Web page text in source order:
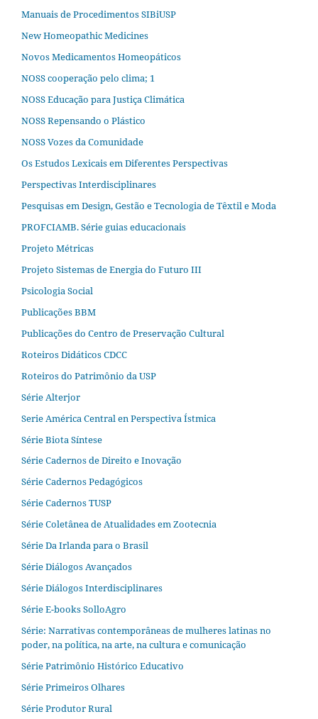
Manuais de Procedimentos SIBiUSP
New Homeopathic Medicines
Novos Medicamentos Homeopáticos
NOSS cooperação pelo clima; 1
NOSS Educação para Justiça Climática
NOSS Repensando o Plástico
NOSS Vozes da Comunidade
Os Estudos Lexicais em Diferentes Perspectivas
Perspectivas Interdisciplinares
Pesquisas em Design, Gestão e Tecnologia de Têxtil e Moda
PROFCIAMB. Série guias educacionais
Projeto Métricas
Projeto Sistemas de Energia do Futuro III
Psicologia Social
Publicações BBM
Publicações do Centro de Preservação Cultural
Roteiros Didáticos CDCC
Roteiros do Patrimônio da USP
Série Alterjor
Serie América Central en Perspectiva Ístmica
Série Biota Síntese
Série Cadernos de Direito e Inovação
Série Cadernos Pedagógicos
Série Cadernos TUSP
Série Coletânea de Atualidades em Zootecnia
Série Da Irlanda para o Brasil
Série Diálogos Avançados
Série Diálogos Interdisciplinares
Série E-books SolloAgro
Série: Narrativas contemporâneas de mulheres latinas no
poder, na política, na arte, na cultura e comunicação
Série Patrimônio Histórico Educativo
Série Primeiros Olhares
Série Produtor Rural